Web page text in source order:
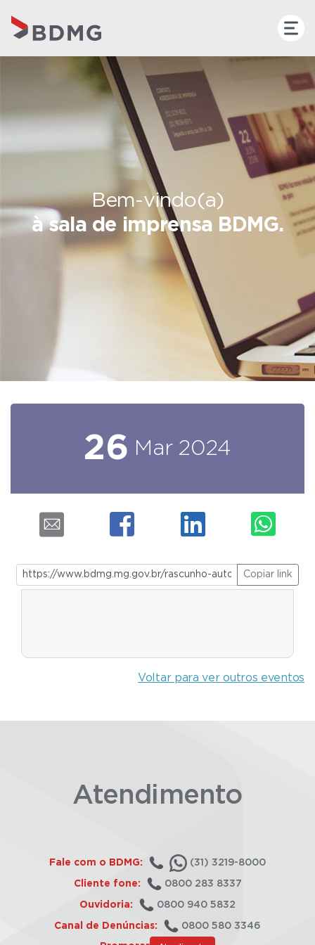
Bem-vindo(a)
à sala de imprensa BDMG.
26 Mar 2024
Copiar link
Voltar para ver outros eventos
Atendimento
Fale com o BDMG: (31) 3219-8000
Cliente fone: 0800 283 8337
Ouvidoria: 0800 940 5832
Canal de Denúncias: 0800 580 3346